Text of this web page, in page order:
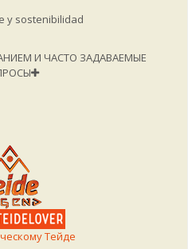
y sostenibilidad
И ЧАСТО ЗАДАВАЕМЫЕ
Тейде